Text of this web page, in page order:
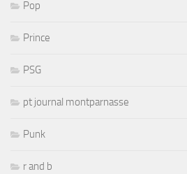
Pop
Prince
PSG
pt journal montparnasse
Punk
r and b